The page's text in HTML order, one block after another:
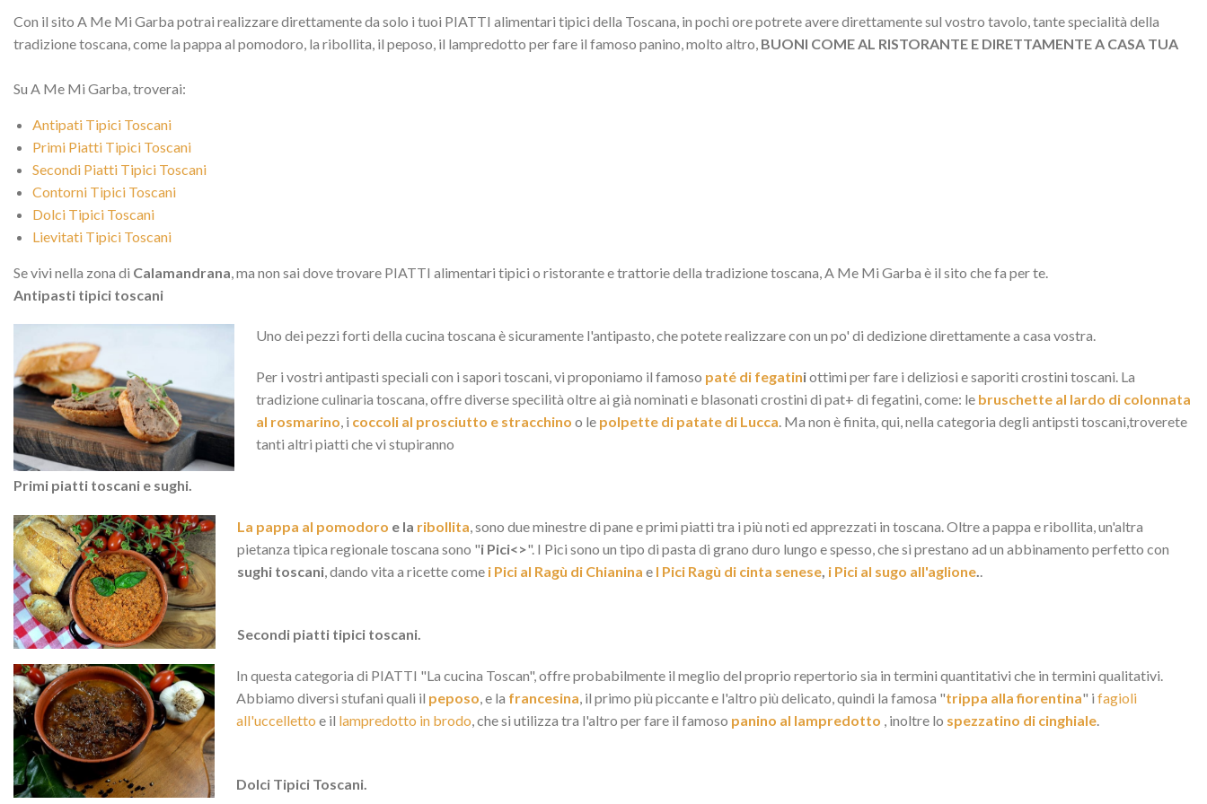
Con il sito A Me Mi Garba potrai realizzare direttamente da solo i tuoi PIATTI alimentari tipici della Toscana, in pochi ore potrete avere direttamente sul vostro tavolo, tante specialità della
tradizione toscana, come la pappa al pomodoro, la ribollita, il peposo, il lampredotto per fare il famoso panino, molto altro, BUONI COME AL RISTORANTE E DIRETTAMENTE A CASA TUA
Su A Me Mi Garba, troverai:
Antipati Tipici Toscani
Primi Piatti Tipici Toscani
Secondi Piatti Tipici Toscani
Contorni Tipici Toscani
Dolci Tipici Toscani
Lievitati Tipici Toscani
Se vivi nella zona di Calamandrana , ma non sai dove trovare PIATTI alimentari tipici o ristorante e trattorie della tradizione toscana, A Me Mi Garba è il sito che fa per te.
Antipasti tipici toscani
Uno dei pezzi forti della cucina toscana è sicuramente l'antipasto, che potete realizzare con un po' di dedizione direttamente a casa vostra.
Per i vostri antipasti speciali con i sapori toscani, vi proponiamo il famoso paté di fegatiniottimi per fare i deliziosi e saporiti crostini toscani. La
tradizione culinaria toscana, offre diverse specilità oltre ai già nominati e blasonati crostini di pat+ di fegatini, come: le bruschette al lardo di colonnata
al rosmarino, i coccoli al prosciutto e stracchino o le polpette di patate di Lucca. Ma non è finita, qui, nella categoria degli antipsti toscani,troverete
tanti altri piatti che vi stupiranno
Primi piatti toscani e sughi.
La pappa al pomodoro e la ribollita , sono due minestre di pane e primi piatti tra i più noti ed apprezzati in toscana. Oltre a pappa e ribollita, un'altra
pietanza tipica regionale toscana sono "i Pici<>". I Pici sono un tipo di pasta di grano duro lungo e spesso, che si prestano ad un abbinamento perfetto con
sughi toscani , dando vita a ricette come i Pici al Ragù di Chianina e I Pici Ragù di cinta senese i Pici al sugo all'aglione
Secondi piatti tipici toscani.
In questa categoria di PIATTI "La cucina Toscan", offre probabilmente il meglio del proprio repertorio sia in termini quantitativi che in termini qualitativi.
Abbiamo diversi stufani quali il peposo, e la francesina, il primo più piccante e l'altro più delicato, quindi la famosa "trippa alla fiorentina" i fagioli
all'uccelletto e il lampredotto in brodo, che si utilizza tra l'altro per fare il famoso panino al lampredotto , inoltre lo spezzatino di cinghiale.
Dolci Tipici Toscani.